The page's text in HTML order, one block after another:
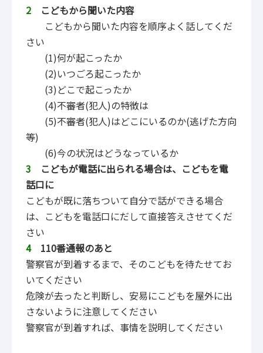
2
こどもから聞いた内容
こどもから聞いた内容を順序よく話してくだ
さい
(1)何が起こったか
(2)いつごろ起こったか
(3)どこで起こったか
(4)不審者(犯人)の特徴は
(5)不審者(犯人)はどこにいるのか(逃げた方向
等)
(6)今の状況はどうなっているか
3
こどもが電話に出られる場合は、こどもを電
話口に
こどもが既に落ちついて自分で話ができる場合
は、こどもを電話口にだして直接答えさせてくだ
さい
4
110番通報のあと
警察官が到着するまで、そのこどもを待たせてお
いてください
危険が去ったと判断し、安易にこどもを屋外に出
さないように注意してください
警察官が到着すれば、事情を説明してください